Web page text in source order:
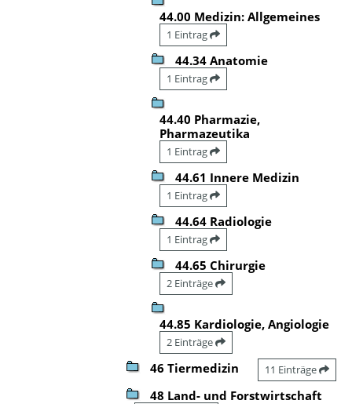
44.00 Medizin: Allgemeines
1 Eintrag
44.34 Anatomie
1 Eintrag
44.40 Pharmazie,
Pharmazeutika
1 Eintrag
44.61 Innere Medizin
1 Eintrag
44.64 Radiologie
1 Eintrag
44.65 Chirurgie
2 Einträge
44.85 Kardiologie, Angiologie
2 Einträge
46 Tiermedizin 11 Einträge
48 Land- und Forstwirtschaft